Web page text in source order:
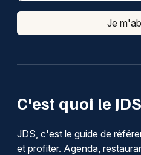
C'est quoi le
JDS, c'est le guide de
et profiter. Agenda,
Je